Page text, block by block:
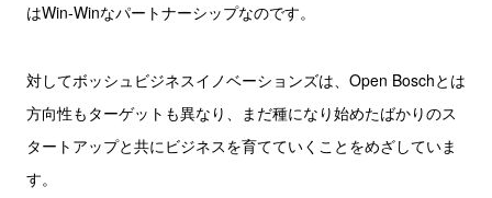
はWin-Winなパートナーシップなのです。
対してボッシュビジネスイノベーションズは、Open Boschとは
方向性もターゲットも異なり、まだ種になり始めたばかりのス
タートアップと共にビジネスを育てていくことをめざしていま
す。